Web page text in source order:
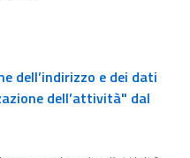
dell’indirizzo e dei dati
dell’attività" dal